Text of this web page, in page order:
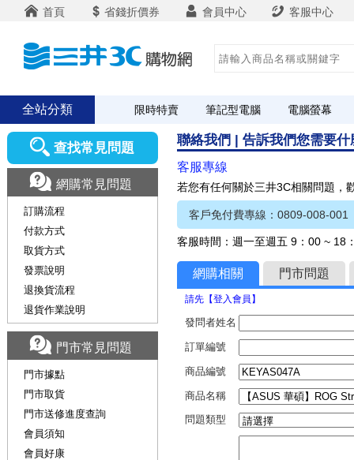
首頁 省錢折價券 會員中心 客服中心
全站分類 限時特賣 筆記型電腦 電腦螢幕
聯絡我們 | 告訴我們您需要什
客服專線
若您有任何關於三井3C相關問題，
客戶免付費專線：0809-008-001
客服時間：週一至週五 9：00 ~ 18
網購相關 門市問題
請先【登入會員】
發問者姓名
訂單編號
商品編號
商品名稱
問題類型
查找常見問題
網購常見問題
訂購流程
付款方式
取貨方式
發票說明
退換貨流程
退貨作業說明
門市常見問題
門市據點
門市取貨
門市送修進度查詢
會員須知
會員好康